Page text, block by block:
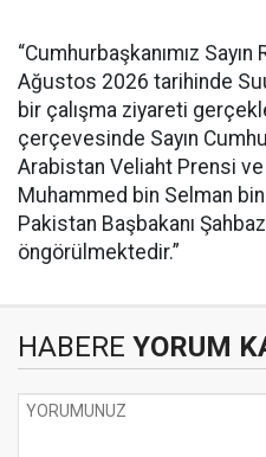
“Cumhurbaşkanımız
Ağustos 2026 tarihinde
bir çalışma ziyareti
çerçevesinde Sayın
Arabistan Veliaht Prensi ve
Muhammed bin Selman
Pakistan Başbakanı
öngörülmektedir.”
HABERE YORUM